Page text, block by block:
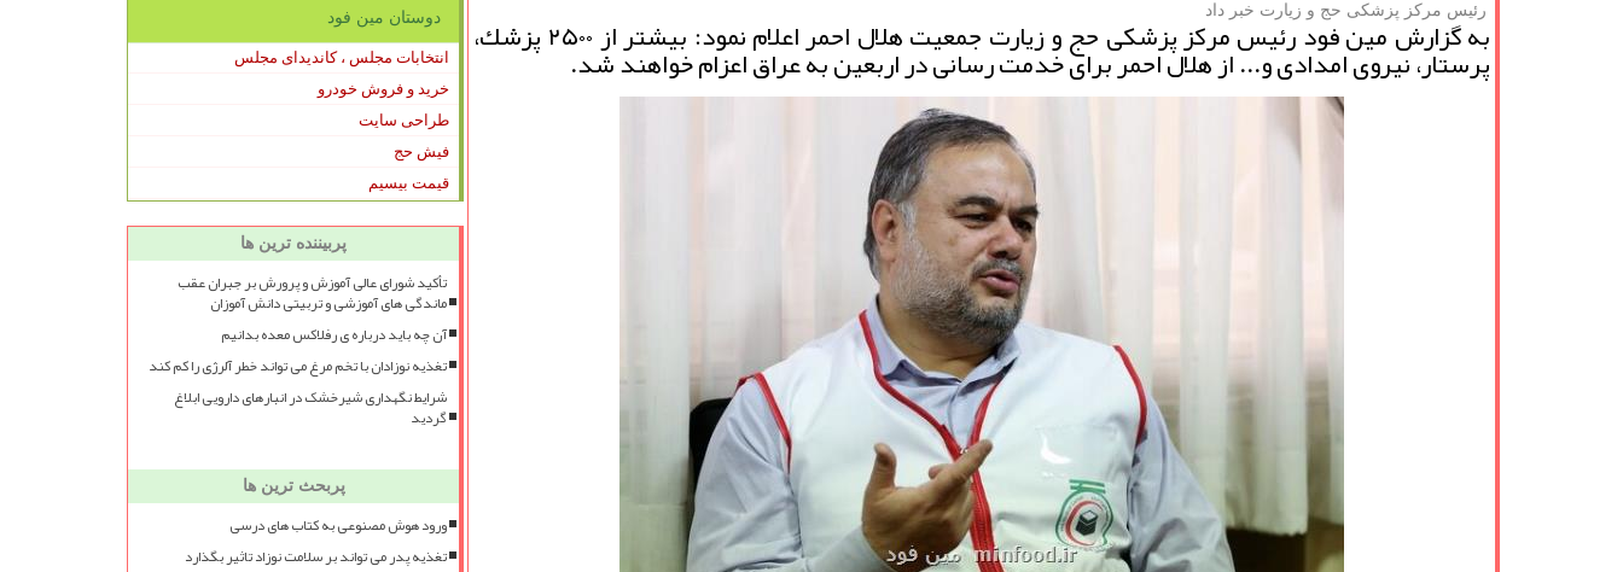
رئیس مركز پزشكی حج و زیارت خبر داد
به گزارش مین فود رئیس مركز پزشكی حج و زیارت جمعیت هلال احمر اعلام نمود: بیشتر از ۲۵۰۰ پزشك،
پرستار، نیروی امدادی و... از هلال احمر برای خدمت رسانی در اربعین به عراق اعزام خواهند شد.
دوستان مین فود
انتخابات مجلس ، کاندیدای مجلس
خرید و فروش خودرو
طراحی سایت
فیش حج
قیمت بیسیم
پربیننده ترین ها
تأکید شورای عالی آموزش و پرورش بر جبران عقب
ماندگی های آموزشی و تربیتی دانش آموزان
آن چه باید درباره ی رفلاکس معده بدانیم
تغذیه نوزادان با تخم مرغ می تواند خطر آلرژی را کم کند
شرایط نگهداری شیرخشک در انبارهای دارویی ابلاغ
گردید
پربحث ترین ها
ورود هوش مصنوعی به کتاب های درسی
تغذیه پدر می تواند بر سلامت نوزاد تاثیر بگذارد